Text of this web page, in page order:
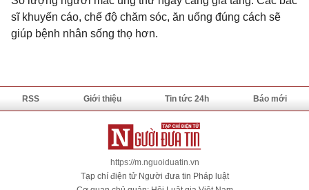
sĩ khuyến cáo, chế độ chăm sóc, ăn uống đúng cách sẽ
giúp bệnh nhân sống thọ hơn.
RSS Giới thiệu Tin tức 24h Báo mới
https://m.nguoiduatin.vn
Tạp chí điện tử Người đưa tin Pháp luật